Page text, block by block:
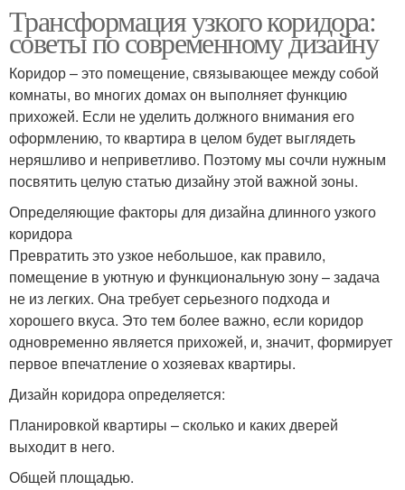
Трансформация узкого коридора:
советы по современному дизайну
Коридор – это помещение, связывающее между собой
комнаты, во многих домах он выполняет функцию
прихожей. Если не уделить должного внимания его
оформлению, то квартира в целом будет выглядеть
неряшливо и неприветливо. Поэтому мы сочли нужным
посвятить целую статью дизайну этой важной зоны.
Определяющие факторы для дизайна длинного узкого
коридора
Превратить это узкое небольшое, как правило,
помещение в уютную и функциональную зону – задача
не из легких. Она требует серьезного подхода и
хорошего вкуса. Это тем более важно, если коридор
одновременно является прихожей, и, значит, формирует
первое впечатление о хозяевах квартиры.
Дизайн коридора определяется:
Планировкой квартиры – сколько и каких дверей
выходит в него.
Общей площадью.